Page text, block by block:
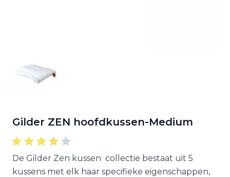
Gilder ZEN hoofdkussen-Medium
De Gilder Zen kussen collectie bestaat uit 5
kussens met elk haar specifieke eigenschappen,